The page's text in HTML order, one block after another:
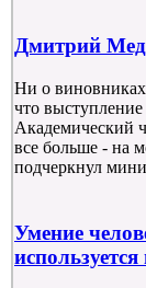
Дмитрий
Ни о
что выступление
Академический
все больше - на
подчеркнул
Умение